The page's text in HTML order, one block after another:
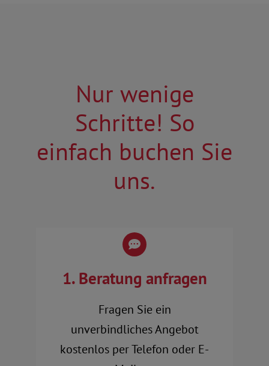
Nur wenige
Schritte! So
einfach buchen Sie
uns.
1. Beratung anfragen
Fragen Sie ein
unverbindliches Angebot
kostenlos per Telefon oder E-